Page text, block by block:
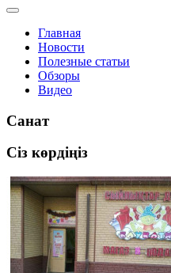
Главная
Новости
Полезные статьи
Обзоры
Видео
Санат
Сіз көрдіңіз